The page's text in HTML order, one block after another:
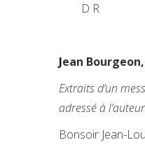
D R
Jean
Extraits d’un
adressé à
Bonsoir Jean-